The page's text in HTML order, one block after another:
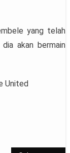
yang telah
akan bermain
United